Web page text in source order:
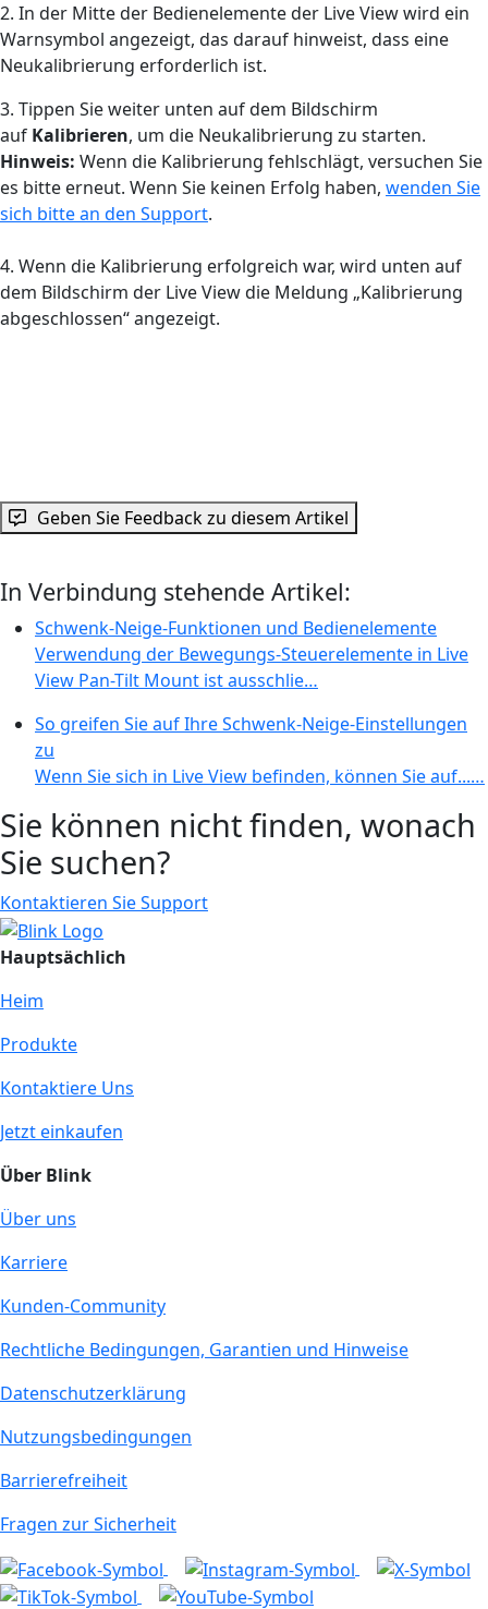
2. In der Mitte der Bedienelemente der Live View wird ein
Warnsymbol angezeigt, das darauf hinweist, dass eine
Neukalibrierung erforderlich ist.
3. Tippen Sie weiter unten auf dem Bildschirm
auf Kalibrieren, um die Neukalibrierung zu starten.
Hinweis: Wenn die Kalibrierung fehlschlägt, versuchen Sie
es bitte erneut. Wenn Sie keinen Erfolg haben, wenden Sie
sich bitte an den Support.
4. Wenn die Kalibrierung erfolgreich war, wird unten auf
dem Bildschirm der Live View die Meldung „Kalibrierung
abgeschlossen“ angezeigt.
Geben Sie Feedback zu diesem Artikel
In Verbindung stehende Artikel:
Schwenk-Neige-Funktionen und Bedienelemente
Verwendung der Bewegungs-Steuerelemente in Live
View Pan-Tilt Mount ist ausschlie…
So greifen Sie auf Ihre Schwenk-Neige-Einstellungen
zu
Wenn Sie sich in Live View befinden, können Sie auf...…
Sie können nicht finden, wonach
Sie suchen?
Kontaktieren Sie Support
Hauptsächlich
Heim
Produkte
Kontaktiere Uns
Jetzt einkaufen
Über Blink
Über uns
Karriere
Kunden-Community
Rechtliche Bedingungen, Garantien und Hinweise
Datenschutzerklärung
Nutzungsbedingungen
Barrierefreiheit
Fragen zur Sicherheit